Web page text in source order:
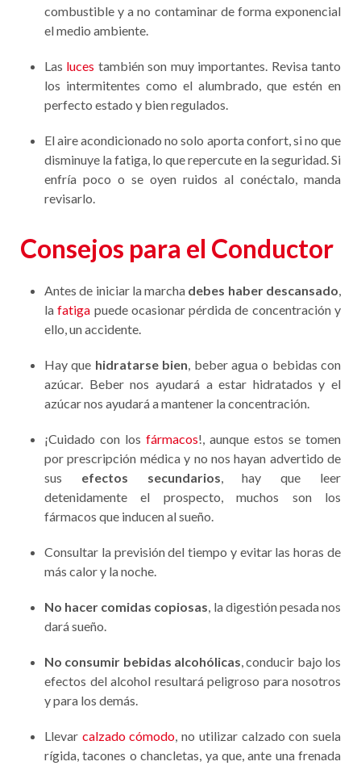
combustible y a no contaminar de forma exponencial
el medio ambiente.
Las luces también son muy importantes. Revisa tanto
los intermitentes como el alumbrado, que estén en
perfecto estado y bien regulados.
El aire acondicionado no solo aporta confort, si no que
disminuye la fatiga, lo que repercute en la seguridad. Si
enfría poco o se oyen ruidos al conéctalo, manda
revisarlo.
Consejos para el Conductor
Antes de iniciar la marcha debes haber descansado,
lafatiga puede ocasionar pérdida de concentración y
ello, un accidente.
Hay que hidratarse bien, beber agua o bebidas con
azúcar. Beber nos ayudará a estar hidratados y el
azúcar nos ayudará a mantener la concentración.
¡Cuidado con los fármacos!, aunque estos se tomen
por prescripción médica y no nos hayan advertido de
sus efectos secundarios, hay que leer
detenidamente el prospecto, muchos son los
fármacos que inducen al sueño.
Consultar la previsión del tiempo y evitar las horas de
más calor y la noche.
No hacer comidas copiosas, la digestión pesada nos
dará sueño.
No consumir bebidas alcohólicas, conducir bajo los
efectos del alcohol resultará peligroso para nosotros
y para los demás.
Llevar calzado cómodo, no utilizar calzado con suela
rígida, tacones o chancletas, ya que, ante una frenada